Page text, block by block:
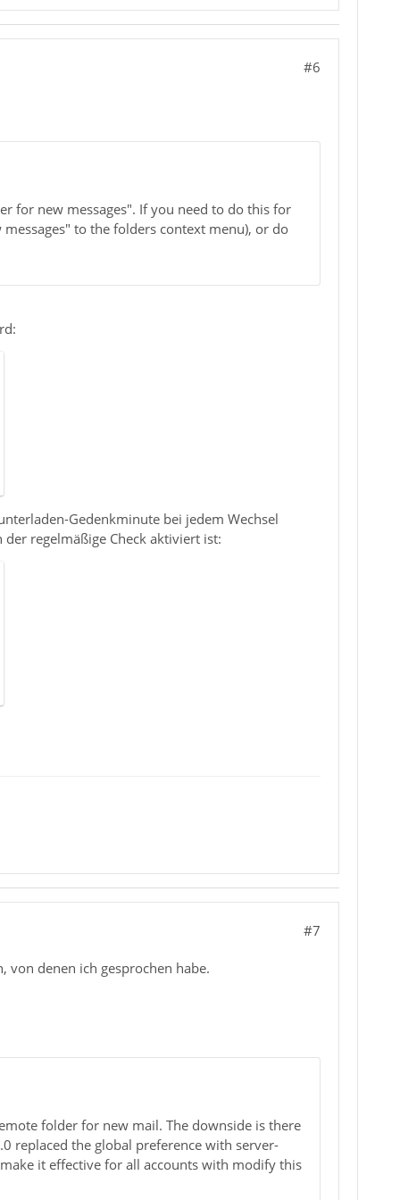
#6
for new messages". If you need to do this for
to the folders context menu), or do
Gedenkminute bei jedem Wechsel
regelmäßige Check aktiviert ist:
#7
von denen ich gesprochen habe.
folder for new mail. The downside is there
replaced the global preference with server-
it effective for all accounts with modify this